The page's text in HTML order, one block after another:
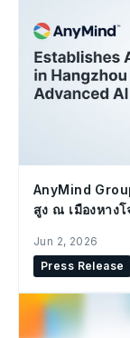
AnyMind
สูง ณ เมืองหาง
Jun 2, 2026
Press Release